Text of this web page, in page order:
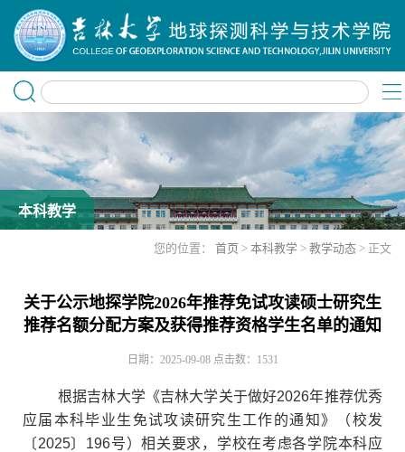
本科教学
您的位置： 首页 > 本科教学 > 教学动态 > 正文
关于公示地探学院2026年推荐免试攻读硕士研究生
推荐名额分配方案及获得推荐资格学生名单的通知
日期：2025-09-08 点击数： 1531
根据吉林大学《吉林大学关于做好2026年推荐优秀
应届本科毕业生免试攻读研究生工作的通知》（校发
〔2025〕 196号）相关要求，学校在考虑各学院本科应